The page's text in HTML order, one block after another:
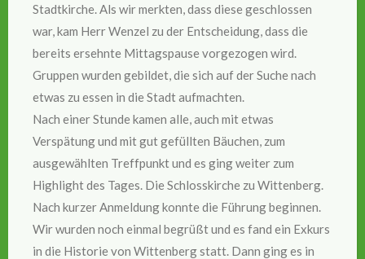
Stadtkirche. Als wir merkten, dass diese geschlossen
war, kam Herr Wenzel zu der Entscheidung, dass die
bereits ersehnte Mittagspause vorgezogen wird.
Gruppen wurden gebildet, die sich auf der Suche nach
etwas zu essen in die Stadt aufmachten.
Nach einer Stunde kamen alle, auch mit etwas
Verspätung und mit gut gefüllten Bäuchen, zum
ausgewählten Treffpunkt und es ging weiter zum
Highlight des Tages. Die Schlosskirche zu Wittenberg.
Nach kurzer Anmeldung konnte die Führung beginnen.
Wir wurden noch einmal begrüßt und es fand ein Exkurs
in die Historie von Wittenberg statt. Dann ging es in